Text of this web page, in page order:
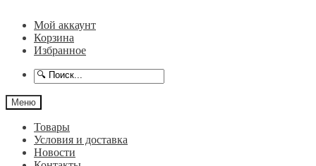
Мой аккаунт
Корзина
Избранное
Меню
Товары
Условия и доставка
Новости